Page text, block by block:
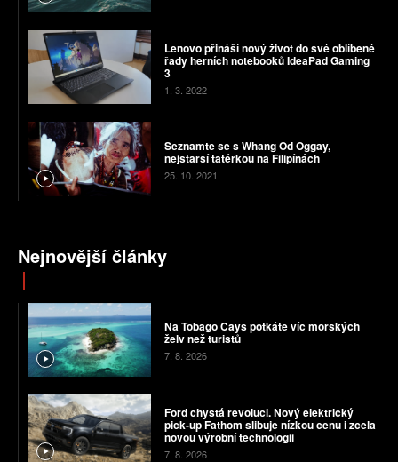
Lenovo přináší nový život do své oblíbené
řady herních notebooků IdeaPad Gaming
3
1. 3. 2022
Seznamte se s Whang Od Oggay,
nejstarší tatérkou na Filipínách
25. 10. 2021
Nejnovější články
Na Tobago Cays potkáte víc mořských
želv než turistů
7. 8. 2026
Ford chystá revoluci. Nový elektrický
pick-up Fathom slibuje nízkou cenu i zcela
novou výrobní technologii
7. 8. 2026